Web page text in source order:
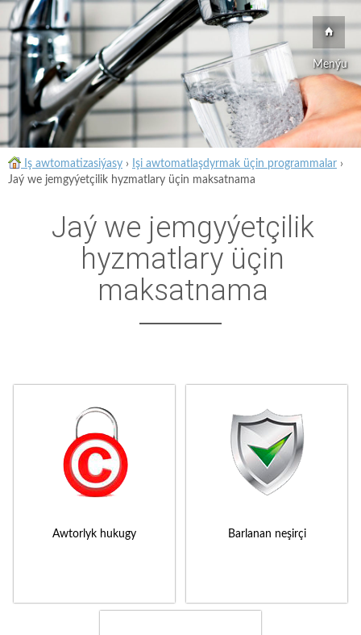
Menýu
Iş awtomatizasiýasy › Işi awtomatlaşdyrmak üçin programmalar ›
Jaý we jemgyýetçilik hyzmatlary üçin maksatnama
Jaý we jemgyýetçilik
hyzmatlary üçin
maksatnama
Awtorlyk hukugy Barlanan neşirçi